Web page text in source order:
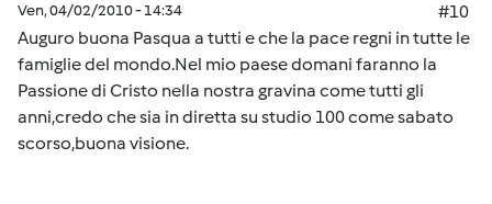
Ven, 04/02/2010 - 14:34
#10
Auguro buona Pasqua a tutti e che la pace regni in tutte le
famiglie del mondo.Nel mio paese domani faranno la
Passione di Cristo nella nostra gravina come tutti gli
anni,credo che sia in diretta su studio 100 come sabato
scorso,buona visione.